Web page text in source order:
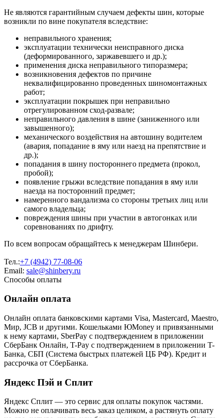
Не являются гарантийным случаем дефекты шин, которые
возникли по вине покупателя вследствие:
неправильного хранения;
эксплуатации технически неисправного диска
(деформированного, заржавевшего и др.);
применения диска неправильного типоразмера;
возникновения дефектов по причине
неквалифицированно проведенных шиномонтажных
работ;
эксплуатации покрышек при неправильно
отрегулированном сход-развале;
неправильного давления в шине (заниженного или
завышенного);
механического воздействия на автошину водителем
(авария, попадание в яму или наезд на препятствие и
др.);
попадания в шину постороннего предмета (прокол,
пробой);
появление грыжи вследствие попадания в яму или
наезда на посторонний предмет;
намеренного вандализма со стороны третьих лиц или
самого владельца;
повреждения шины при участии в автогонках или
соревнованиях по дрифту.
По всем вопросам обращайтесь к менеджерам Шинбери.
Тел.:+7 (4942) 77-08-06
Email: sale@shinbery.ru
Способы оплаты
Онлайн оплата
Онлайн оплата банковскими картами Visa, Mastercard, Maestro,
Мир, JCB и другими. Кошельками ЮMoney и привязанными
к нему картами, SberPay с подтверждением в приложении
СберБанк Онлайн, T-Pay с подтверждением в приложении T-
Банка, СБП (Система быстрых платежей ЦБ РФ). Кредит и
рассрочка от СберБанка.
Яндекс Пэй и Сплит
Яндекс Cплит — это сервис для оплаты покупок частями.
Можно не оплачивать весь заказ целиком, а растянуть оплату